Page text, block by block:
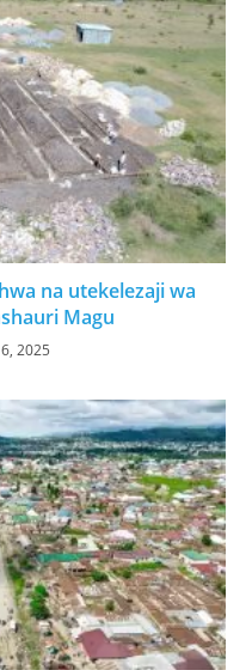
na utekelezaji wa
Magu
2025